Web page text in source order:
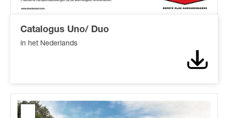
Catalogus Uno/ Duo
in het Nederlands
Traveller